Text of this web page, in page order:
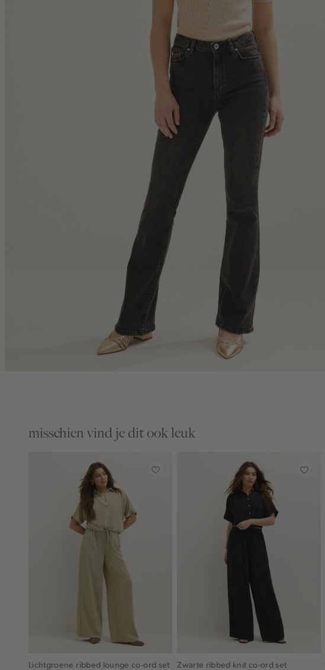
misschien vind je dit ook leuk
Lichtgroene ribbed lounge co-ord set
Zwarte ribbed knit co-ord set